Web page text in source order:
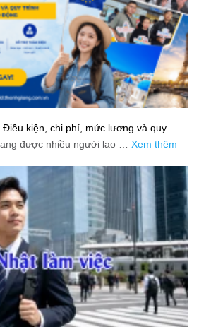
Điều kiện, chi phí, mức lương và quy
độngđược nhiều người lao … Xem thêm